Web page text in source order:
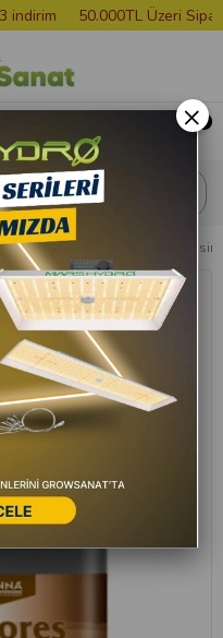
50.000TL Üzeri
1 Litre Bitki Çiçeklenme Besini
×